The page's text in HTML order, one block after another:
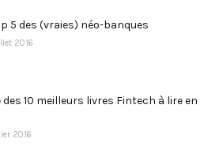
5 des (vraies) néo-banques
2016
des 10 meilleurs livres Fintech à lire en
2016